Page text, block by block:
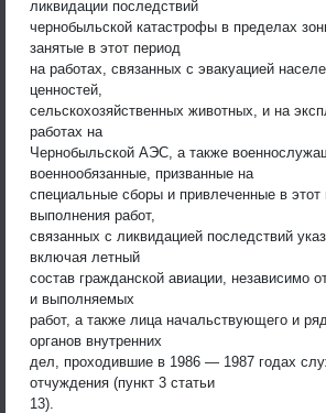
ликвидации последствий
чернобыльской катастрофы в пределах
занятые в этот период
на работах, связанных с эвакуацией
ценностей,
сельскохозяйственных животных, и на
работах на
Чернобыльской АЭС, а также
военнообязанные, призванные на
специальные сборы и привлеченные в
выполнения работ,
связанных с ликвидацией последствий
включая летный
состав гражданской авиации, независимо
и выполняемых
работ, а также лица начальствующего и
органов внутренних
дел, проходившие в 1986 — 1987 годах
отчуждения (пункт 3 статьи
13).